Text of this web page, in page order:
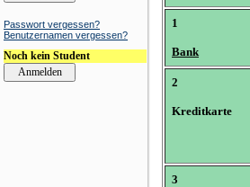
Passwort vergessen?
Benutzernamen vergessen?
Noch kein Student
1
Bank
2
Kreditkarte
3